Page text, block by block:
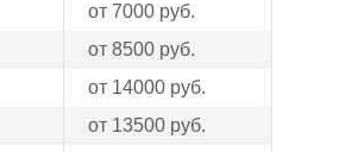
от 7000 руб.
от 8500 руб.
от 14000 руб.
от 13500 руб.